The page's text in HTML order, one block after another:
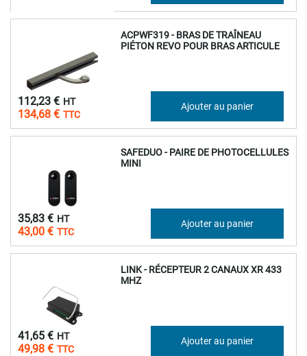
ACPWF319 - BRAS DE TRAÎNEAU
PIÉTON REVO POUR BRAS ARTICULE
134,68 €
112,23 € Ajouter au panier
SAFEDUO - PAIRE DE PHOTOCELLULES
MINI
43,00 €
35,83 € Ajouter au panier
LINK - RÉCEPTEUR 2 CANAUX XR 433
MHZ
49,98 €
41,65 € Ajouter au panier